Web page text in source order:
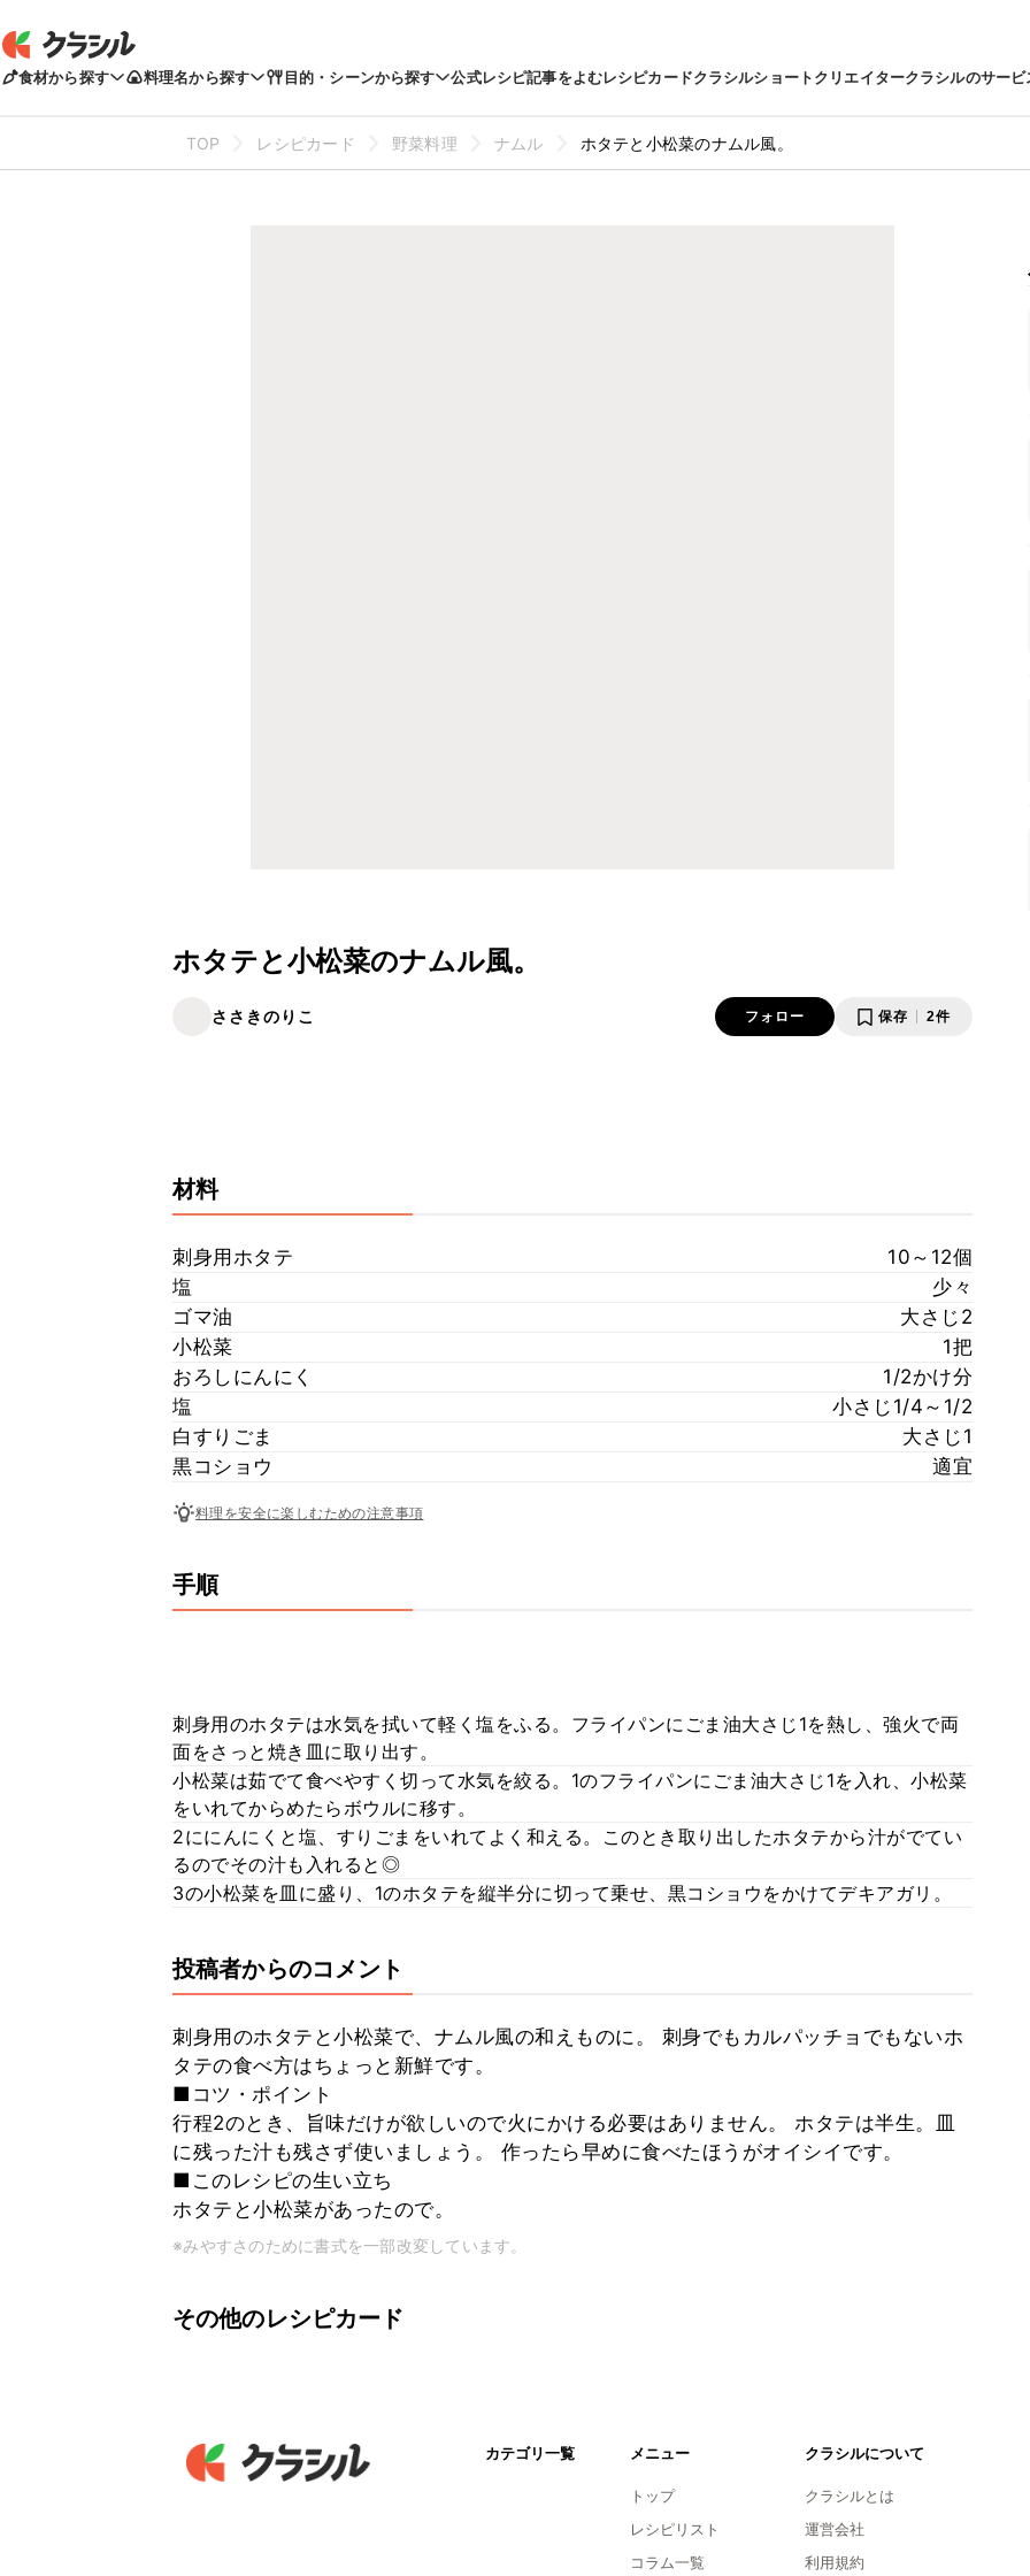
食材から探す 料理名から探す 目的・シーンから探す 公式レシピ記事をよむレシピカードクラシルショートクリエイタークラシルのサービ
TOP レシピカード 野菜料理 ナムル ホタテと小松菜のナムル風。
ホタテと小松菜のナムル風。
ささきのりこ フォロー 保存 2件
材料
刺身用ホタテ
10～12個
塩
少々
ゴマ油
大さじ2
小松菜
1把
おろしにんにく
1/2かけ分
塩
小さじ1/4～1/2
白すりごま
大さじ1
黒コショウ
適宜
料理を安全に楽しむための注意事項
手順
刺身用のホタテは水気を拭いて軽く塩をふる。フライパンにごま油大さじ1を熱し、強火で両
面をさっと焼き皿に取り出す。
小松菜は茹でて食べやすく切って水気を絞る。1のフライパンにごま油大さじ1を入れ、小松菜
をいれてからめたらボウルに移す。
2ににんにくと塩、すりごまをいれてよく和える。このとき取り出したホタテから汁がでてい
るのでその汁も入れると◎
3の小松菜を皿に盛り、1のホタテを縦半分に切って乗せ、黒コショウをかけてデキアガリ。
投稿者からのコメント
刺身用のホタテと小松菜で、ナムル風の和えものに。 刺身でもカルパッチョでもないホ
タテの食べ方はちょっと新鮮です。
■コツ・ポイント
行程2のとき、旨味だけが欲しいので火にかける必要はありません。 ホタテは半生。皿
に残った汁も残さず使いましょう。 作ったら早めに食べたほうがオイシイです。
■このレシピの生い立ち
ホタテと小松菜があったので。
※みやすさのために書式を一部改変しています。
その他のレシピカード
カテゴリ一覧 メニュー
トップ
レシピリスト
コラム一覧
クラシルについて
クラシルとは
運営会社
利用規約